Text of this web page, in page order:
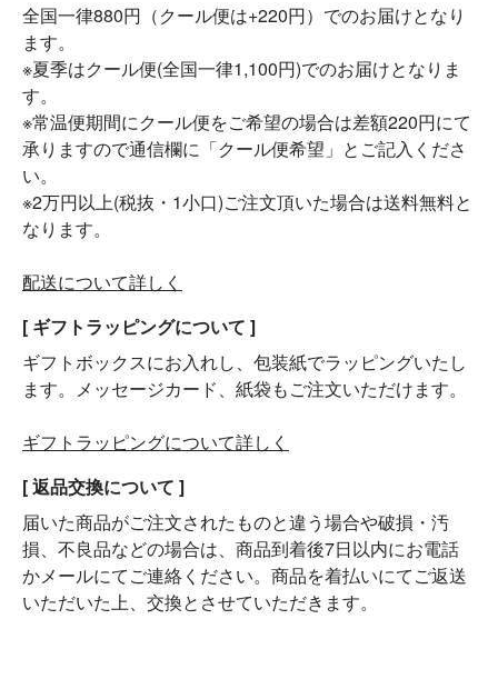
全国一律880円（クール便は+220円）でのお届けとなり
ます。
※夏季はクール便(全国一律1,100円)でのお届けとなりま
す。
※常温便期間にクール便をご希望の場合は差額220円にて
承りますので通信欄に「クール便希望」とご記入くださ
い。
※2万円以上(税抜・1小口)ご注文頂いた場合は送料無料と
なります。
配送について詳しく
[ ギフトラッピングについて ]
ギフトボックスにお入れし、包装紙でラッピングいたし
ます。メッセージカード、紙袋もご注文いただけます。
ギフトラッピングについて詳しく
[ 返品交換について ]
届いた商品がご注文されたものと違う場合や破損・汚
損、不良品などの場合は、商品到着後7日以内にお電話
かメールにてご連絡ください。商品を着払いにてご返送
いただいた上、交換とさせていただきます。